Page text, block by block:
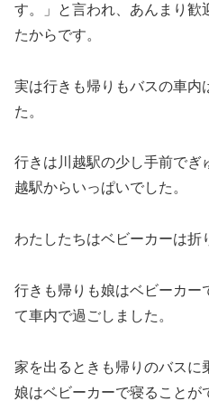
す。」と言われ、あんまり歓
たからです。
実は行きも帰りもバスの車内
た。
行きは川越駅の少し手前でぎ
越駅からいっぱいでした。
わたしたちはベビーカーは折
行きも帰りも娘はベビーカー
て車内で過ごしました。
家を出るときも帰りのバスに
娘はベビーカーで寝ることが